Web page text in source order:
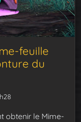
feuille
du
obtenir le Mime-